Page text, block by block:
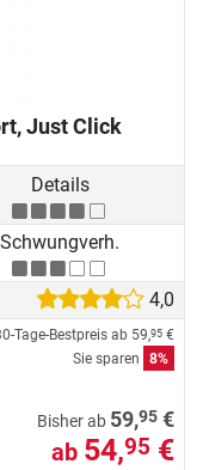
Just Click
Details
Schwungverh.
4,0
Tage-Bestpreis ab 59,95 €
Sie sparen
8%
Bisher ab 59,95 €
ab 54,95 €